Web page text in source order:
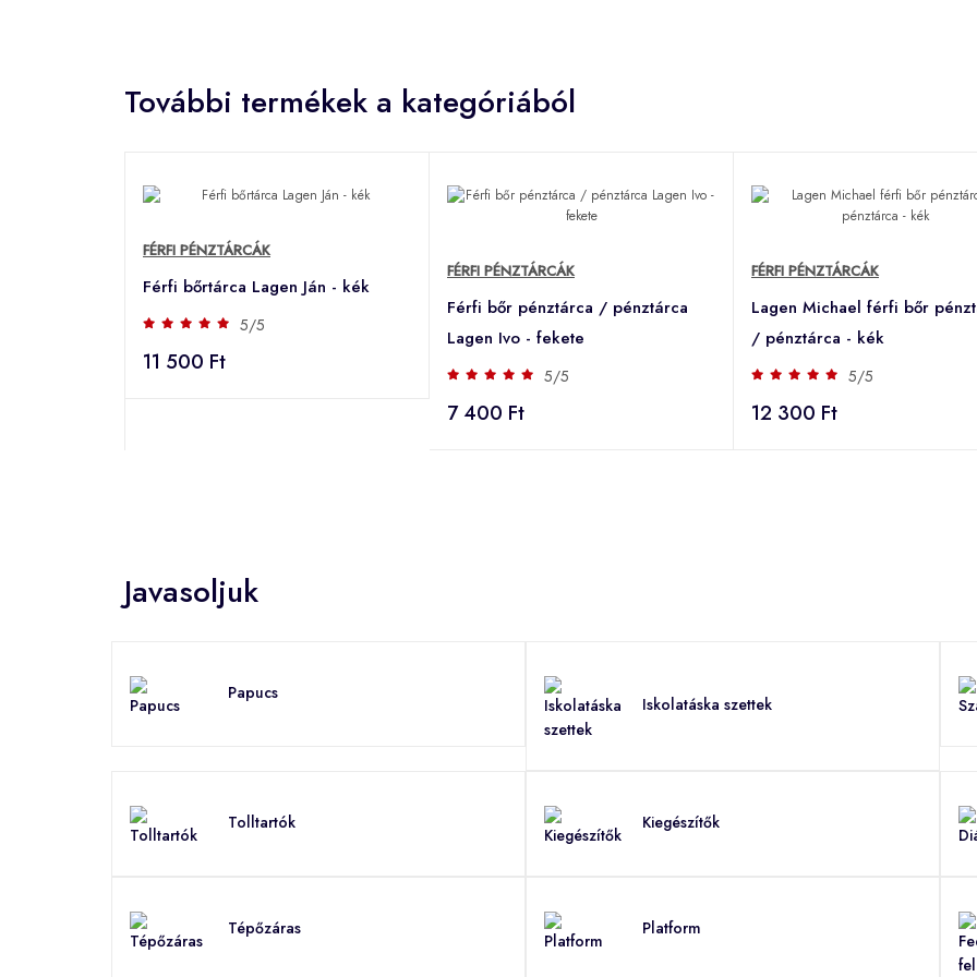
További termékek a kategóriából
FÉRFI PÉNZTÁRCÁK
Férfi bőrtárca Lagen Ján - kék
5/5
11 500 Ft
FÉRFI PÉNZTÁRCÁK
Férfi bőr pénztárca / pénztárca
Lagen Ivo - fekete
5/5
7 400 Ft
FÉRFI PÉNZTÁRCÁK
Lagen Michael férfi bőr
/ pénztárca - kék
5/5
12 300 Ft
Javasoljuk
Papucs
Iskolatáska szettek
Tolltartók Kiegészítők
Tépőzáras
Platform